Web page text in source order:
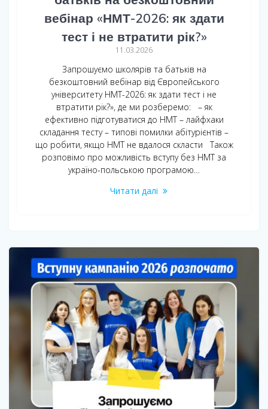
вебінар «НМТ-2026: як здати
тест і не втратити рік?»
11.03.2026
Запрошуємо школярів та батьків на
безкоштовний вебінар від Європейського
університету НМТ-2026: як здати тест і не
втратити рік?», де ми розберемо: – як
ефективно підготуватися до НМТ – лайфхаки
складання тесту – типові помилки абітурієнтів –
що робити, якщо НМТ не вдалося скласти Також
розповімо про можливість вступу без НМТ за
україно-польською програмою…
Читати далі